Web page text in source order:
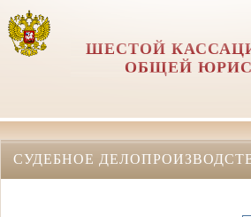
ШЕСТОЙ
ОБЩЕЙ
СУДЕБНОЕ